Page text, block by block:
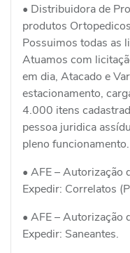
• Distribuidora de
produtos
Possuimos todas as
Atuamos com
em dia, Atacado e
estacionamento,
4.000 itens
pessoa juridica
pleno funcionamento.
• AFE – Autorização
Expedir: Correlatos
• AFE – Autorização
Expedir: Saneantes.